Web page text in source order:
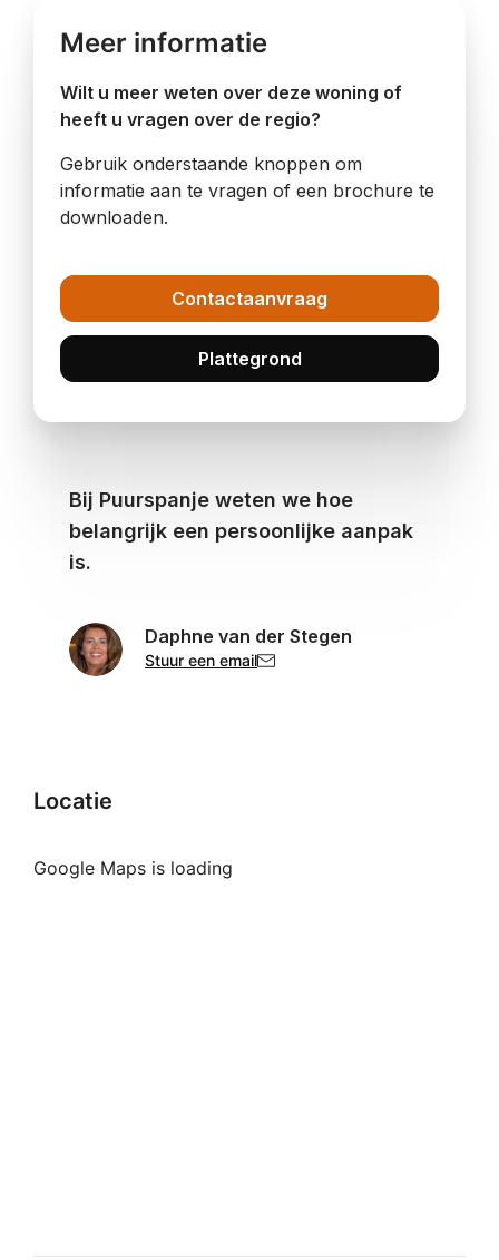
Meer informatie
Wilt u meer weten over deze woning of
heeft u vragen over de regio?
Gebruik onderstaande knoppen om
informatie aan te vragen of een brochure te
downloaden.
Contactaanvraag
Plattegrond
Bij Puurspanje weten we hoe
belangrijk een persoonlijke aanpak
is.
Daphne van der Stegen
Stuur een email
Locatie
Google Maps is loading